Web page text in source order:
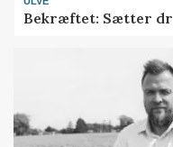
Bekræftet: Sætter